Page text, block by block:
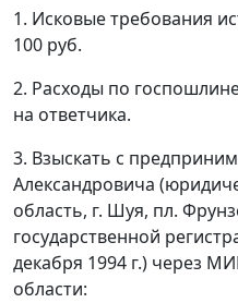
1. Исковые требования
100 руб.
2. Расходы по
на ответчика.
3. Взыскать с
Александровича
область, г. Шуя, пл.
государственной
декабря 1994 г.) через
области: